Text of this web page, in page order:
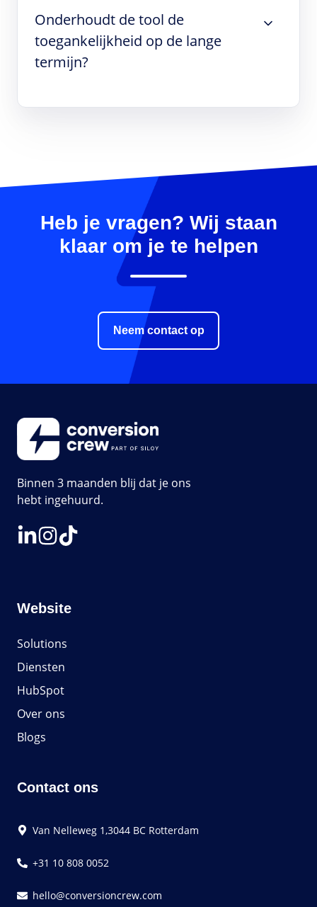
Onderhoudt de tool de
toegankelijkheid op de lange
termijn?
Heb je vragen? Wij staan
klaar om je te helpen
Neem contact op
Binnen 3 maanden blij dat je ons
hebt ingehuurd.
Website
Solutions
Diensten
HubSpot
Over ons
Blogs
Contact ons
Van Nelleweg 1,3044 BC Rotterdam
+31 10 808 0052
hello@conversioncrew.com